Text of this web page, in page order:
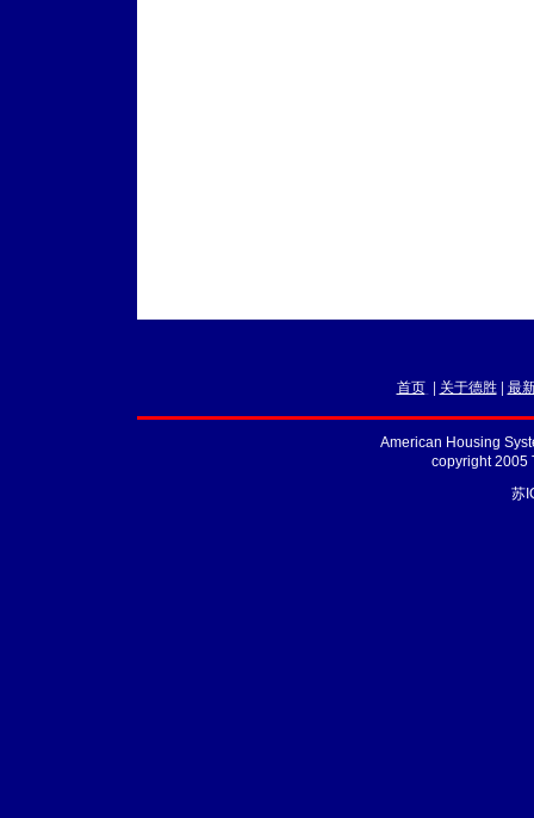
首页 | 关于德胜| 最
American Housing
copyright 2005
苏